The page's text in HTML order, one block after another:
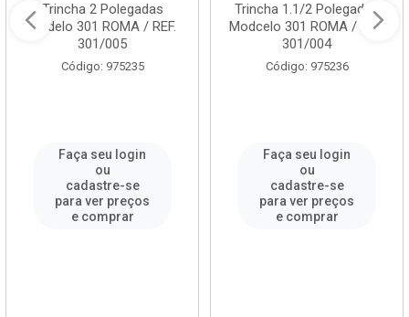
Trincha 2 Polegadas
Modelo 301 ROMA / REF.
301/005
Código: 975235
Faça seu login
ou
cadastre-se
para ver preços
e comprar
Trincha 1.1/2 Polegadas
Modcelo 301 ROMA / REF.
301/004
Código: 975236
Faça seu login
ou
cadastre-se
para ver preços
e comprar